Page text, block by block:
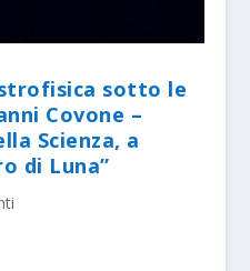
sotto le
Covone –
Scienza, a
di Luna”